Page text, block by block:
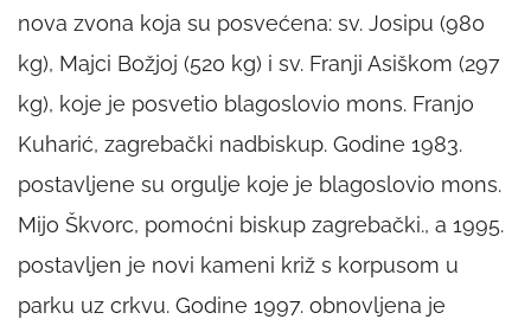
nova zvona koja su posvećena: sv. Josipu (980
kg), Majci Božjoj (520 kg) i sv. Franji Asiškom (297
kg), koje je posvetio blagoslovio mons. Franjo
Kuharić, zagrebački nadbiskup. Godine 1983.
postavljene su orgulje koje je blagoslovio mons.
Mijo Škvorc, pomoćni biskup zagrebački., a 1995.
postavljen je novi kameni križ s korpusom u
parku uz crkvu. Godine 1997. obnovljena je